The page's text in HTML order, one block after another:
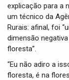
explicação para a
um técnico da
Rurais: afinal, foi
dimensão
floresta”.
“Eu não adiro a
floresta, é na